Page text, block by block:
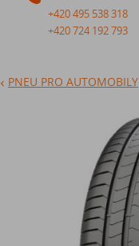
+420 495 538 318
+420 724 192 793
PNEU PRO AUTOMOBILY